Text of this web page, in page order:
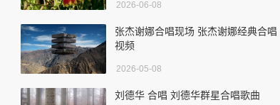
2026-06-08
张杰谢娜合唱现场 张杰谢娜经典合唱
视频
2026-05-08
刘德华 合唱 刘德华群星合唱歌曲